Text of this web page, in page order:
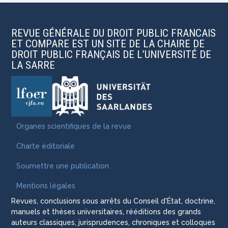
REVUE GÉNÉRALE DU DROIT PUBLIC FRANCAIS
ET COMPARE EST UN SITE DE LA CHAIRE DE
DROIT PUBLIC FRANÇAIS DE L’UNIVERSITÉ DE
LA SARRE
Organes scientifiques de la revue
Charte éditoriale
Soumettre une publication
Mentions légales
Revues, conclusions sous arrêts du Conseil d'État, doctrine,
manuels et thèses universitaires, rééditions des grands
auteurs classiques, jurisprudences, chroniques et colloques